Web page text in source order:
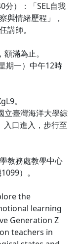
分）：「SEL自我
與情緒歷程」，
講師。
滿為止。
期一）中午12時
。
立臺灣海洋大學綜
入口進入，步行至
教務處教學中心
）。
the
learning
Generation Z
teachers in